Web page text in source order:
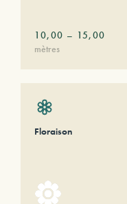
10,00 – 15,00
mètres
Floraison